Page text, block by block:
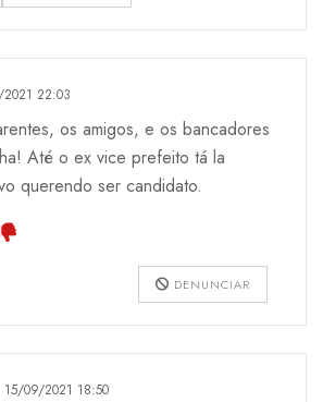
22:03
os amigos, e os bancadores
Até o ex vice prefeito tá la
querendo ser candidato.
DENUNCIAR
15/09/2021 18:50